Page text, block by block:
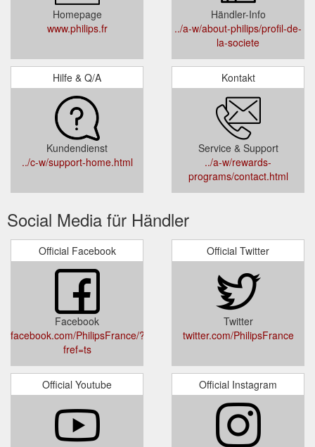
Homepage
www.philips.fr
Händler-Info
../a-w/about-philips/profil-de-
la-societe
Hilfe & Q/A
Kundendienst
../c-w/support-home.html
Kontakt
Service & Support
../a-w/rewards-
programs/contact.html
Social Media für Händler
Official Facebook
Facebook
facebook.com/PhilipsFrance/?
fref=ts
Official Twitter
Twitter
twitter.com/PhilipsFrance
Official Youtube Official Instagram